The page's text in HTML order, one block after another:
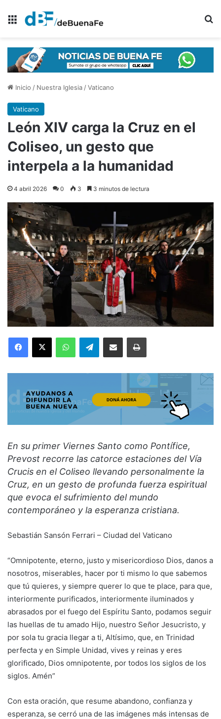
Menú
Inicio / Nuestra Iglesia/Vaticano
Vaticano
León XIV carga la Cruz en el
Coliseo, un gesto que
interpela a la humanidad
4 abril 2026 0 3 3 minutos de lectura
Facebook
X WhatsAppTelegramCompartir por correo electrónicoImprimir
En su primer Viernes Santo como Pontífice,
Prevost recorre las catorce estaciones del Vía
Crucis en el Coliseo llevando personalmente la
Cruz, en un gesto de profunda fuerza espiritual
que evoca el sufrimiento del mundo
contemporáneo y la esperanza cristiana.
Sebastián Sansón Ferrari – Ciudad del Vaticano
“Omnipotente, eterno, justo y misericordioso Dios, danos a
nosotros, miserables, hacer por ti mismo lo que sabemos
que tú quieres, y siempre querer lo que te place, para que,
interiormente purificados, interiormente iluminados y
abrasados por el fuego del Espíritu Santo, podamos seguir
las huellas de tu amado Hijo, nuestro Señor Jesucristo, y
por sola tu gracia llegar a ti, Altísimo, que, en Trinidad
perfecta y en Simple Unidad, vives y reinas y eres
glorificado, Dios omnipotente, por todos los siglos de los
siglos. Amén”
Con esta oración, que resume abandono, confianza y
esperanza, se cerró una de las imágenes más intensas de